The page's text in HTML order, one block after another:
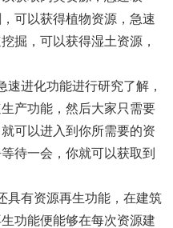
可以获得植物资源，急速
掘，可以获得湿土资源，
进化功能进行研究了解，
产功能，然后大家只需要
可以进入到你所需要的资
待一会，你就可以获取到
具有资源再生功能，在建筑
功能便能够在每次资源建